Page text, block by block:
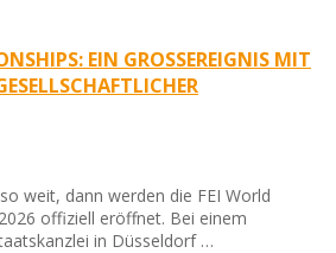
EIN GROSSEREIGNIS MIT S
S
weit, dann werden die FEI World
offiziell eröffnet. Bei einem
in Düsseldorf …